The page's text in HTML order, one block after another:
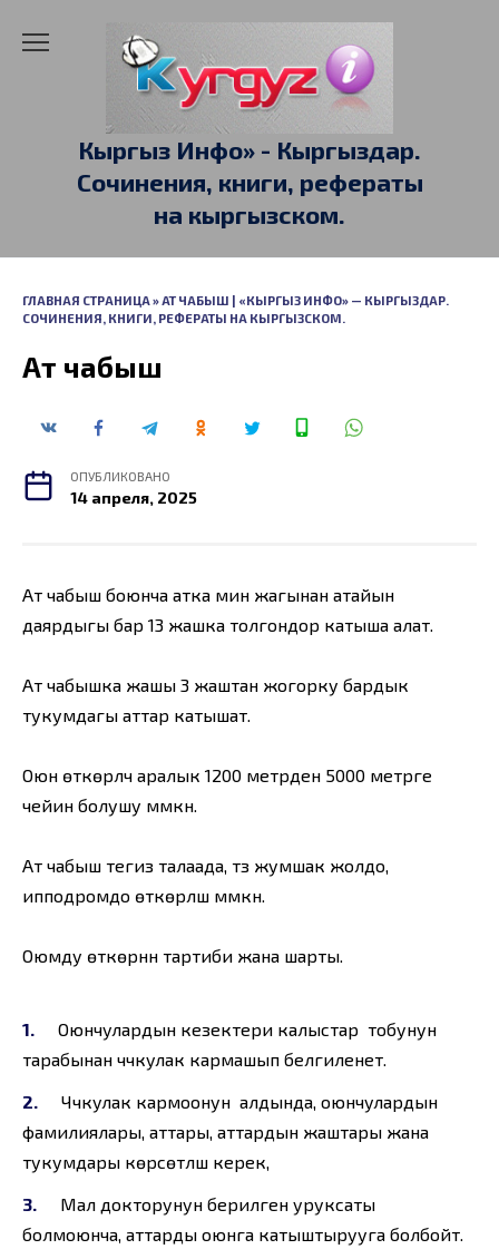
Кыргыз Инфо» - Кыргыздар.
Сочинения, книги, рефераты
на кыргызском.
ГЛАВНАЯ СТРАНИЦА»АТ ЧАБЫШ | «КЫРГЫЗ ИНФО» — КЫРГЫЗДАР.
СОЧИНЕНИЯ, КНИГИ, РЕФЕРАТЫ НА КЫРГЫЗСКОМ.
Ат чабыш
ОПУБЛИКОВАНО
14 апреля, 2025
Ат чабыш боюнча атка минүү жагынан атайын
даярдыгы бар 13 жашка толгондор катыша алат.
Ат чабышка жашы 3 жаштан жогорку бардык
тукумдагы аттар катышат.
Оюн өткөрүлүүчү аралык 1200 метрден 5000 метрге
чейин болушу мүмкүн.
Ат чабыш тегиз талаада, түз жумшак жолдо,
ипподромдо өткөрүлүшү мүмкүн.
Оюмду өткөрүүнүн тартиби жана шарты.
Оюнчулардын кезектери калыстар тобунун
тарабынан чүчүкулак кармашып белгиленет.
Чүчүкулак кармоонун алдында, оюнчулардын
фамилиялары, аттары, аттардын жаштары жана
тукумдары көрсөтүлүшү керек,
Мал докторунун берилген уруксаты
болмоюнча, аттарды оюнга катыштырууга болбойт.